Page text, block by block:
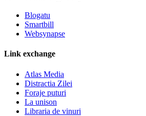
Blogatu
Smartbill
Websynapse
Link exchange
Atlas Media
Distractia Zilei
Foraje puturi
La unison
Libraria de vinuri